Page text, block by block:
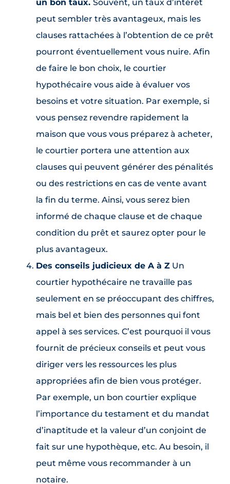
un bon taux. Souvent, un taux d’intérêt
peut sembler très avantageux, mais les
clauses rattachées à l’obtention de ce prêt
pourront éventuellement vous nuire. Afin
de faire le bon choix, le courtier
hypothécaire vous aide à évaluer vos
besoins et votre situation. Par exemple, si
vous pensez revendre rapidement la
maison que vous vous préparez à acheter,
le courtier portera une attention aux
clauses qui peuvent générer des pénalités
ou des restrictions en cas de vente avant
la fin du terme. Ainsi, vous serez bien
informé de chaque clause et de chaque
condition du prêt et saurez opter pour le
plus avantageux.
Des conseils judicieux de A à Z Un
courtier hypothécaire ne travaille pas
seulement en se préoccupant des chiffres,
mais bel et bien des personnes qui font
appel à ses services. C’est pourquoi il vous
fournit de précieux conseils et peut vous
diriger vers les ressources les plus
appropriées afin de bien vous protéger.
Par exemple, un bon courtier explique
l’importance du testament et du mandat
d’inaptitude et la valeur d’un conjoint de
fait sur une hypothèque, etc. Au besoin, il
peut même vous recommander à un
notaire.